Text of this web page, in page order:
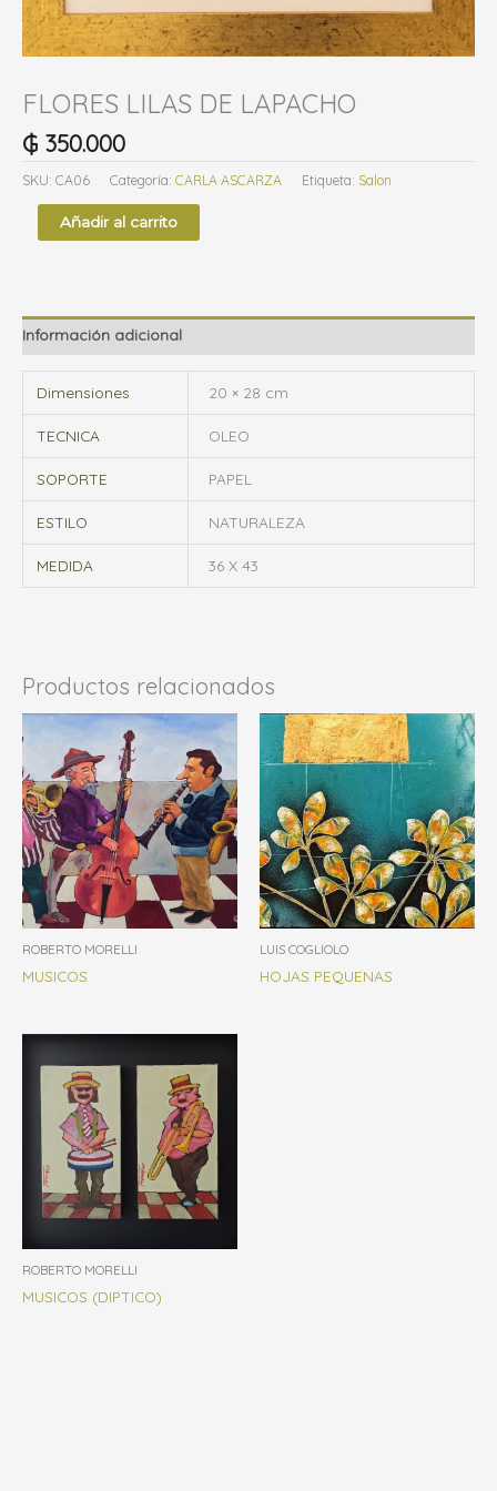
g
o
a
FLORES LILAS DE LAPACHO
₲ 350.000
SKU: CA06 Categoría: CARLA ASCARZA Etiqueta: Salon
Añadir al carrito
Información adicional
Dimensiones 20 × 28 cm
TECNICA OLEO
SOPORTE PAPEL
ESTILO NATURALEZA
MEDIDA 36 X 43
Productos relacionados
ROBERTO MORELLI
MUSICOS
LUIS COGLIOLO
HOJAS PEQUENAS
ROBERTO MORELLI
MUSICOS (DIPTICO)